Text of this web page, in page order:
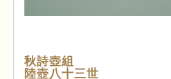
秋詩壺組
陸壺八十三世